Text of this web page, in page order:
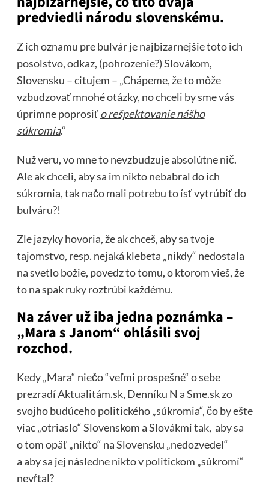
predviedli národu slovenskému.
Z ich oznamu pre bulvár je najbizarnejšie toto ich
posolstvo, odkaz, (pohrozenie?) Slovákom,
Slovensku – citujem – „Chápeme, že to môže
vzbudzovať mnohé otázky, no chceli by sme vás
úprimne poprosiťo rešpektovanie nášho
súkromia.“
Nuž veru, vo mne to nevzbudzuje absolútne nič.
Ale ak chceli, aby sa im nikto nebabral do ich
súkromia, tak načo mali potrebu to ísť vytrúbiť do
bulváru?!
Zle jazyky hovoria, že ak chceš, aby sa tvoje
tajomstvo, resp. nejaká klebeta „nikdy“ nedostala
na svetlo božie, povedz to tomu, o ktorom vieš, že
to na spak ruky roztrúbi každému.
Na záver už iba jedna poznámka –
„Mara s Janom“ ohlásili svoj
rozchod.
Kedy „Mara“ niečo “veľmi prospešné“ o sebe
prezradí Aktualitám.sk, Denníku N a Sme.sk zo
svojho budúceho politického „súkromia“, čo by ešte
viac „otriaslo“ Slovenskom a Slovákmi tak, aby sa
o tom opäť „nikto“ na Slovensku „nedozvedel“
a aby sa jej následne nikto v politickom „súkromí“
nevŕtal?